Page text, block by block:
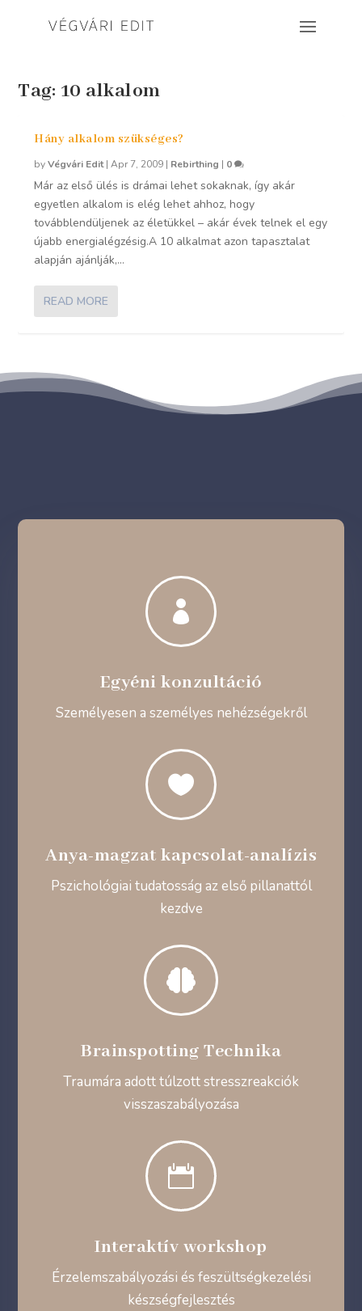
Tag: 10 alkalom
Hány alkalom szükséges?
byVégvári Edit|Apr 7, 2009 | Rebirthing | 0
Már az első ülés is drámai lehet sokaknak, így akár
egyetlen alkalom is elég lehet ahhoz, hogy
továbblendüljenek az életükkel – akár évek telnek el egy
újabb energialégzésig.A 10 alkalmat azon tapasztalat
alapján ajánlják,...
READ MORE

Egyéni konzultáció
Személyesen a személyes nehézségekről

Anya-magzat kapcsolat-analízis
Pszichológiai tudatosság az első pillanattól
kezdve

Brainspotting Technika
Traumára adott túlzott stresszreakciók
visszaszabályozása

Interaktív workshop
Érzelemszabályozási és feszültségkezelési
készségfejlesztés